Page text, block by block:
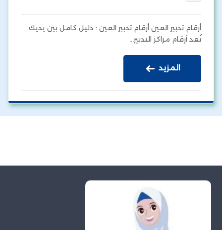
أرقام تدبير العين أرقام تدبير العين : دليل كامل بين يديك
تُعد أرقام مراكز التدبير…
المزيد